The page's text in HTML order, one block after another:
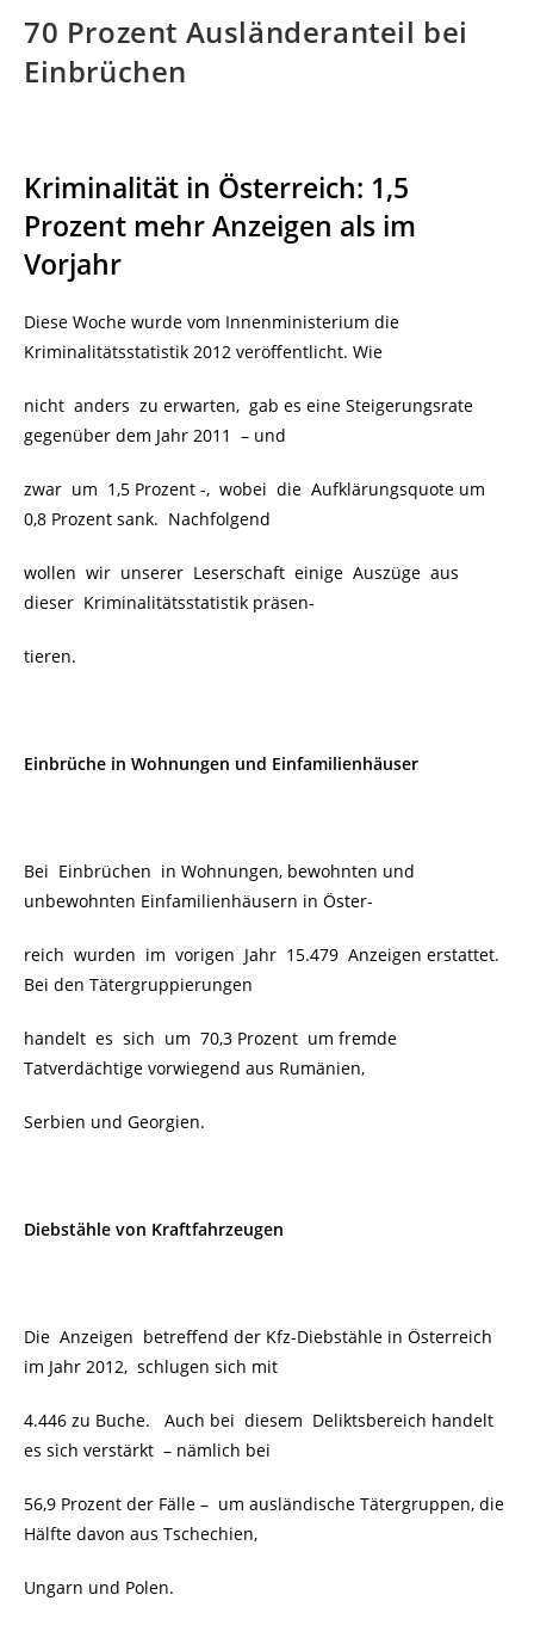
70 Prozent Ausländeranteil bei
Einbrüchen
Kriminalität in Österreich: 1,5
Prozent mehr Anzeigen als im
Vorjahr
Diese Woche wurde vom Innenministerium die
Kriminalitätsstatistik 2012 veröffentlicht. Wie
nicht anders zu erwarten, gab es eine Steigerungsrate
gegenüber dem Jahr 2011 – und
zwar um 1,5 Prozent -, wobei die Aufklärungsquote um
0,8 Prozent sank. Nachfolgend
wollen wir unserer Leserschaft einige Auszüge aus
dieser Kriminalitätsstatistik präsen-
tieren.
Einbrüche in Wohnungen und Einfamilienhäuser
Bei Einbrüchen in Wohnungen, bewohnten und
unbewohnten Einfamilienhäusern in Öster-
reich wurden im vorigen Jahr 15.479 Anzeigen erstattet.
Bei den Tätergruppierungen
handelt es sich um 70,3 Prozent um fremde
Tatverdächtige vorwiegend aus Rumänien,
Serbien und Georgien.
Diebstähle von Kraftfahrzeugen
Die Anzeigen betreffend der Kfz-Diebstähle in Österreich
im Jahr 2012, schlugen sich mit
4.446 zu Buche. Auch bei diesem Deliktsbereich handelt
es sich verstärkt – nämlich bei
56,9 Prozent der Fälle – um ausländische Tätergruppen, die
Hälfte davon aus Tschechien,
Ungarn und Polen.